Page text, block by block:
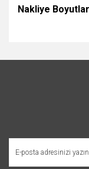
Nakliye
konularda yetersiz
kullanarak
Görüş ve
Ürün